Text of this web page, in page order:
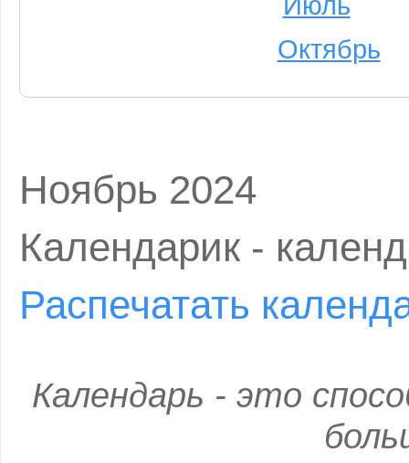
Октябрь
Ноябрь 2024
Календарик -
Распечатать
Календарь - это